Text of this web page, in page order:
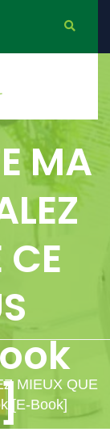
MA
MIEUX QUE
[E-Book]